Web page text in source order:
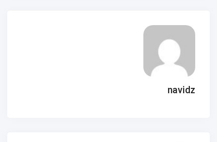
navidz